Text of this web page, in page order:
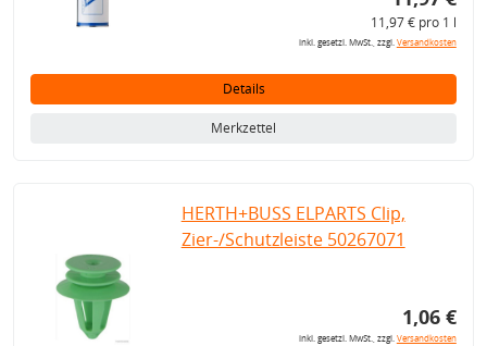
11,97 € pro 1 l
inkl. gesetzl. MwSt., zzgl.Versandkosten
Details
Merkzettel
HERTH+BUSS ELPARTS Clip,
Zier-/Schutzleiste 50267071
1,06 €
inkl. gesetzl. MwSt., zzgl.Versandkosten